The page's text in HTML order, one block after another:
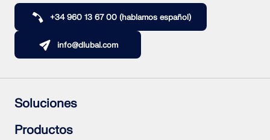
+34 960 13 67 00 (hablamos español)
info@dlubal.com
Soluciones
Estructuras de hormigón armado
Estructuras de acero
Productos